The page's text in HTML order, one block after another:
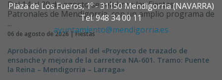
Plaza de Los Fueros, 1º - 31150 Mendigorria (NAVARRA)
Tel. 948 34 00 11
ayuntamiento@mendigorria.es
Del 14 al 20 de agosto se celebran las Fiestas
Patronales de Mendigorria, con un amplio programa de
...
06 de agosto de 2026 | Fiestas
Aprobación provisional del «Proyecto de trazado de
ensanche y mejora de la carretera NA-601. Tramo: Puente
la Reina – Mendigorria – Larraga»